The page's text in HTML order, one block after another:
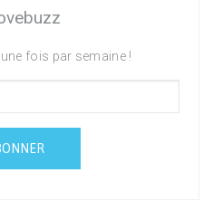
fois par semaine !